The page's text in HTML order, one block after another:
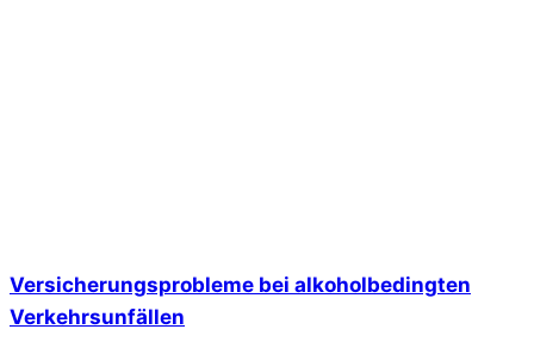
Versicherungsprobleme bei alkoholbedingten
Verkehrsunfällen